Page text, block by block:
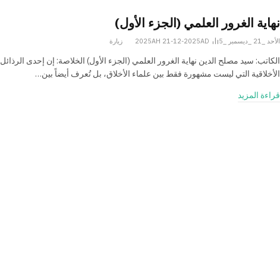
نهاية الغرور العلمي (الجزء الأول)
الأحد _21 _ديسمبر _2025AH 21-12-2025AD 5 زيارة
الكاتب: سید مصلح‌ الدین نهاية الغرور العلمي (الجزء الأول) الخلاصة: إن إحدى الرذائل
الأخلاقية التي ليست مشهورة فقط بين علماء الأخلاق، بل تُعرف أيضاً بين…
قراءة المزيد